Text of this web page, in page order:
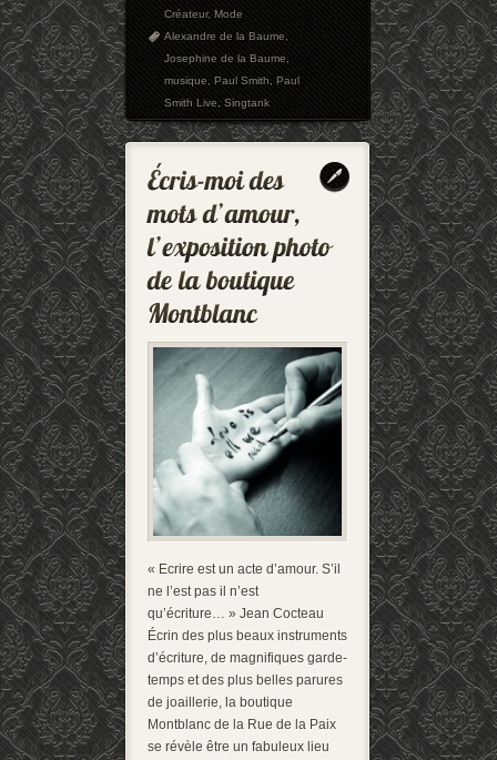
Créateur,Mode
Alexandre de la Baume,
Josephine de la Baume,
musique,Paul Smith,Paul
Smith Live,Singtank
« Ecrire est un acte d’amour. S’il
ne l’est pas il n’est
qu’écriture… » Jean Cocteau
Écrin des plus beaux instruments
d’écriture, de magnifiques garde-
temps et des plus belles parures
de joaillerie, la boutique
Montblanc de la Rue de la Paix
se révèle être un fabuleux lieu